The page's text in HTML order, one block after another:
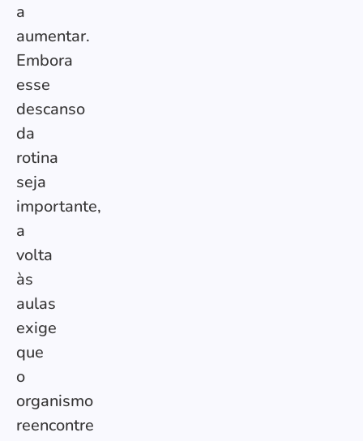
a
aumentar.
Embora
esse
descanso
da
rotina
seja
importante,
a
volta
às
aulas
exige
que
o
organismo
reencontre